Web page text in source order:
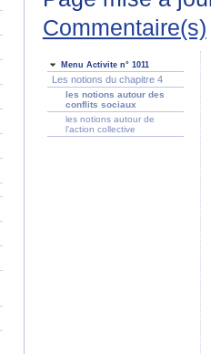
Commentaire(s)
Menu Activite n° 1011
Les notions du chapitre 4
les notions autour des
conflits sociaux
les notions autour de
l'action collective